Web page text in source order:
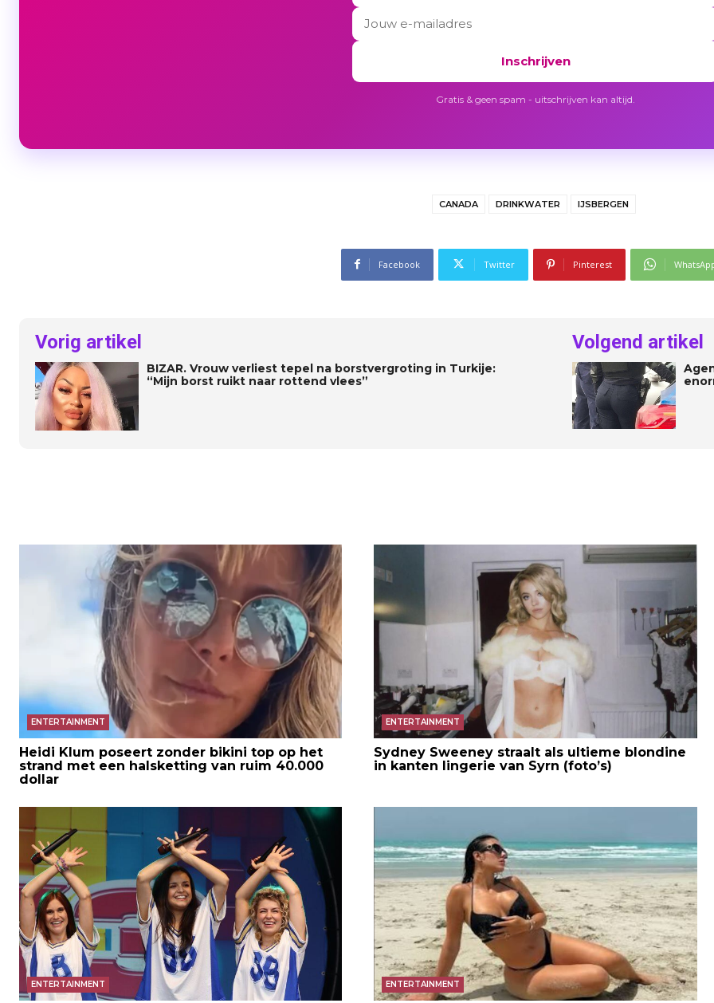
Inschrijven
Gratis & geen spam - uitschrijven kan altijd.
CANADA DRINKWATER IJSBERGEN
Facebook Twitter Pinterest
Vorig artikel
BIZAR. Vrouw verliest tepel na borstvergroting in Turkije:
“Mijn borst ruikt naar rottend vlees”
Volgend artikel
ENTERTAINMENT
Heidi Klum poseert zonder bikini top op het
strand met een halsketting van ruim 40.000
dollar
ENTERTAINMENT
Sydney Sweeney straalt als ultieme blondine
in kanten lingerie van Syrn (foto’s)
ENTERTAINMENT ENTERTAINMENT